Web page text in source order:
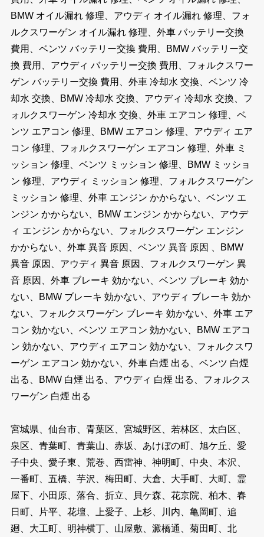
BMW オイル漏れ 修理、アウディ オイル漏れ 修理、フォ
ルクスワーゲン オイル漏れ 修理、外車 バッテリー交換
費用、ベンツ バッテリー交換 費用、BMW バッテリー交
換 費用、アウディ バッテリー交換 費用、フォルクスワー
ゲン バッテリー交換 費用、外車 冷却水 交換、ベンツ 冷
却水 交換、BMW 冷却水 交換、アウディ 冷却水 交換、フ
ォルクスワーゲン 冷却水 交換、外車 エアコン 修理、ベ
ンツ エアコン 修理、BMW エアコン 修理、アウディ エア
コン 修理、フォルクスワーゲン エアコン 修理、外車 ミ
ッション 修理、ベンツ ミッション 修理、BMW ミッショ
ン 修理、アウディ ミッション 修理、フォルクスワーゲン
ミッション 修理、外車 エンジン かからない、ベンツ エ
ンジン かからない、BMW エンジン かからない、アウデ
ィ エンジン かからない、フォルクスワーゲン エンジン
かからない、外車 異音 原因、ベンツ 異音 原因 、BMW
異音 原因、アウディ 異音 原因、フォルクスワーゲン 異
音 原因、外車 ブレーキ 効かない、ベンツ ブレーキ 効か
ない、BMW ブレーキ 効かない、アウディ ブレーキ 効か
ない、フォルクスワーゲン ブレーキ 効かない、外車 エア
コン 効かない、ベンツ エアコン 効かない、BMW エアコ
ン 効かない、アウディ エアコン 効かない、フォルクスワ
ーゲン エアコン 効かない、外車 白煙 出る、ベンツ 白煙
出る、BMW 白煙 出る、アウディ 白煙 出る、フォルクス
ワーゲン 白煙 出る
宮城県、仙台市、青葉区、宮城野区、若林区、太白区、
泉区、青葉町、青葉山、赤坂、あけぼの町、旭ケ丘、愛
子中央、愛子東、荒巻、西雷神、神明町、中央、本沢、
一番町、五橋、芋沢、梅田町、大倉、大手町、大町、霊
屋下、小田原、落合、折立、貝ケ森、花京院、柏木、春
日町、片平、花壇、上愛子、上杉、川内、亀岡町、追
廻、大工町、明神横丁、山屋敷、澱橋通、菊田町、北